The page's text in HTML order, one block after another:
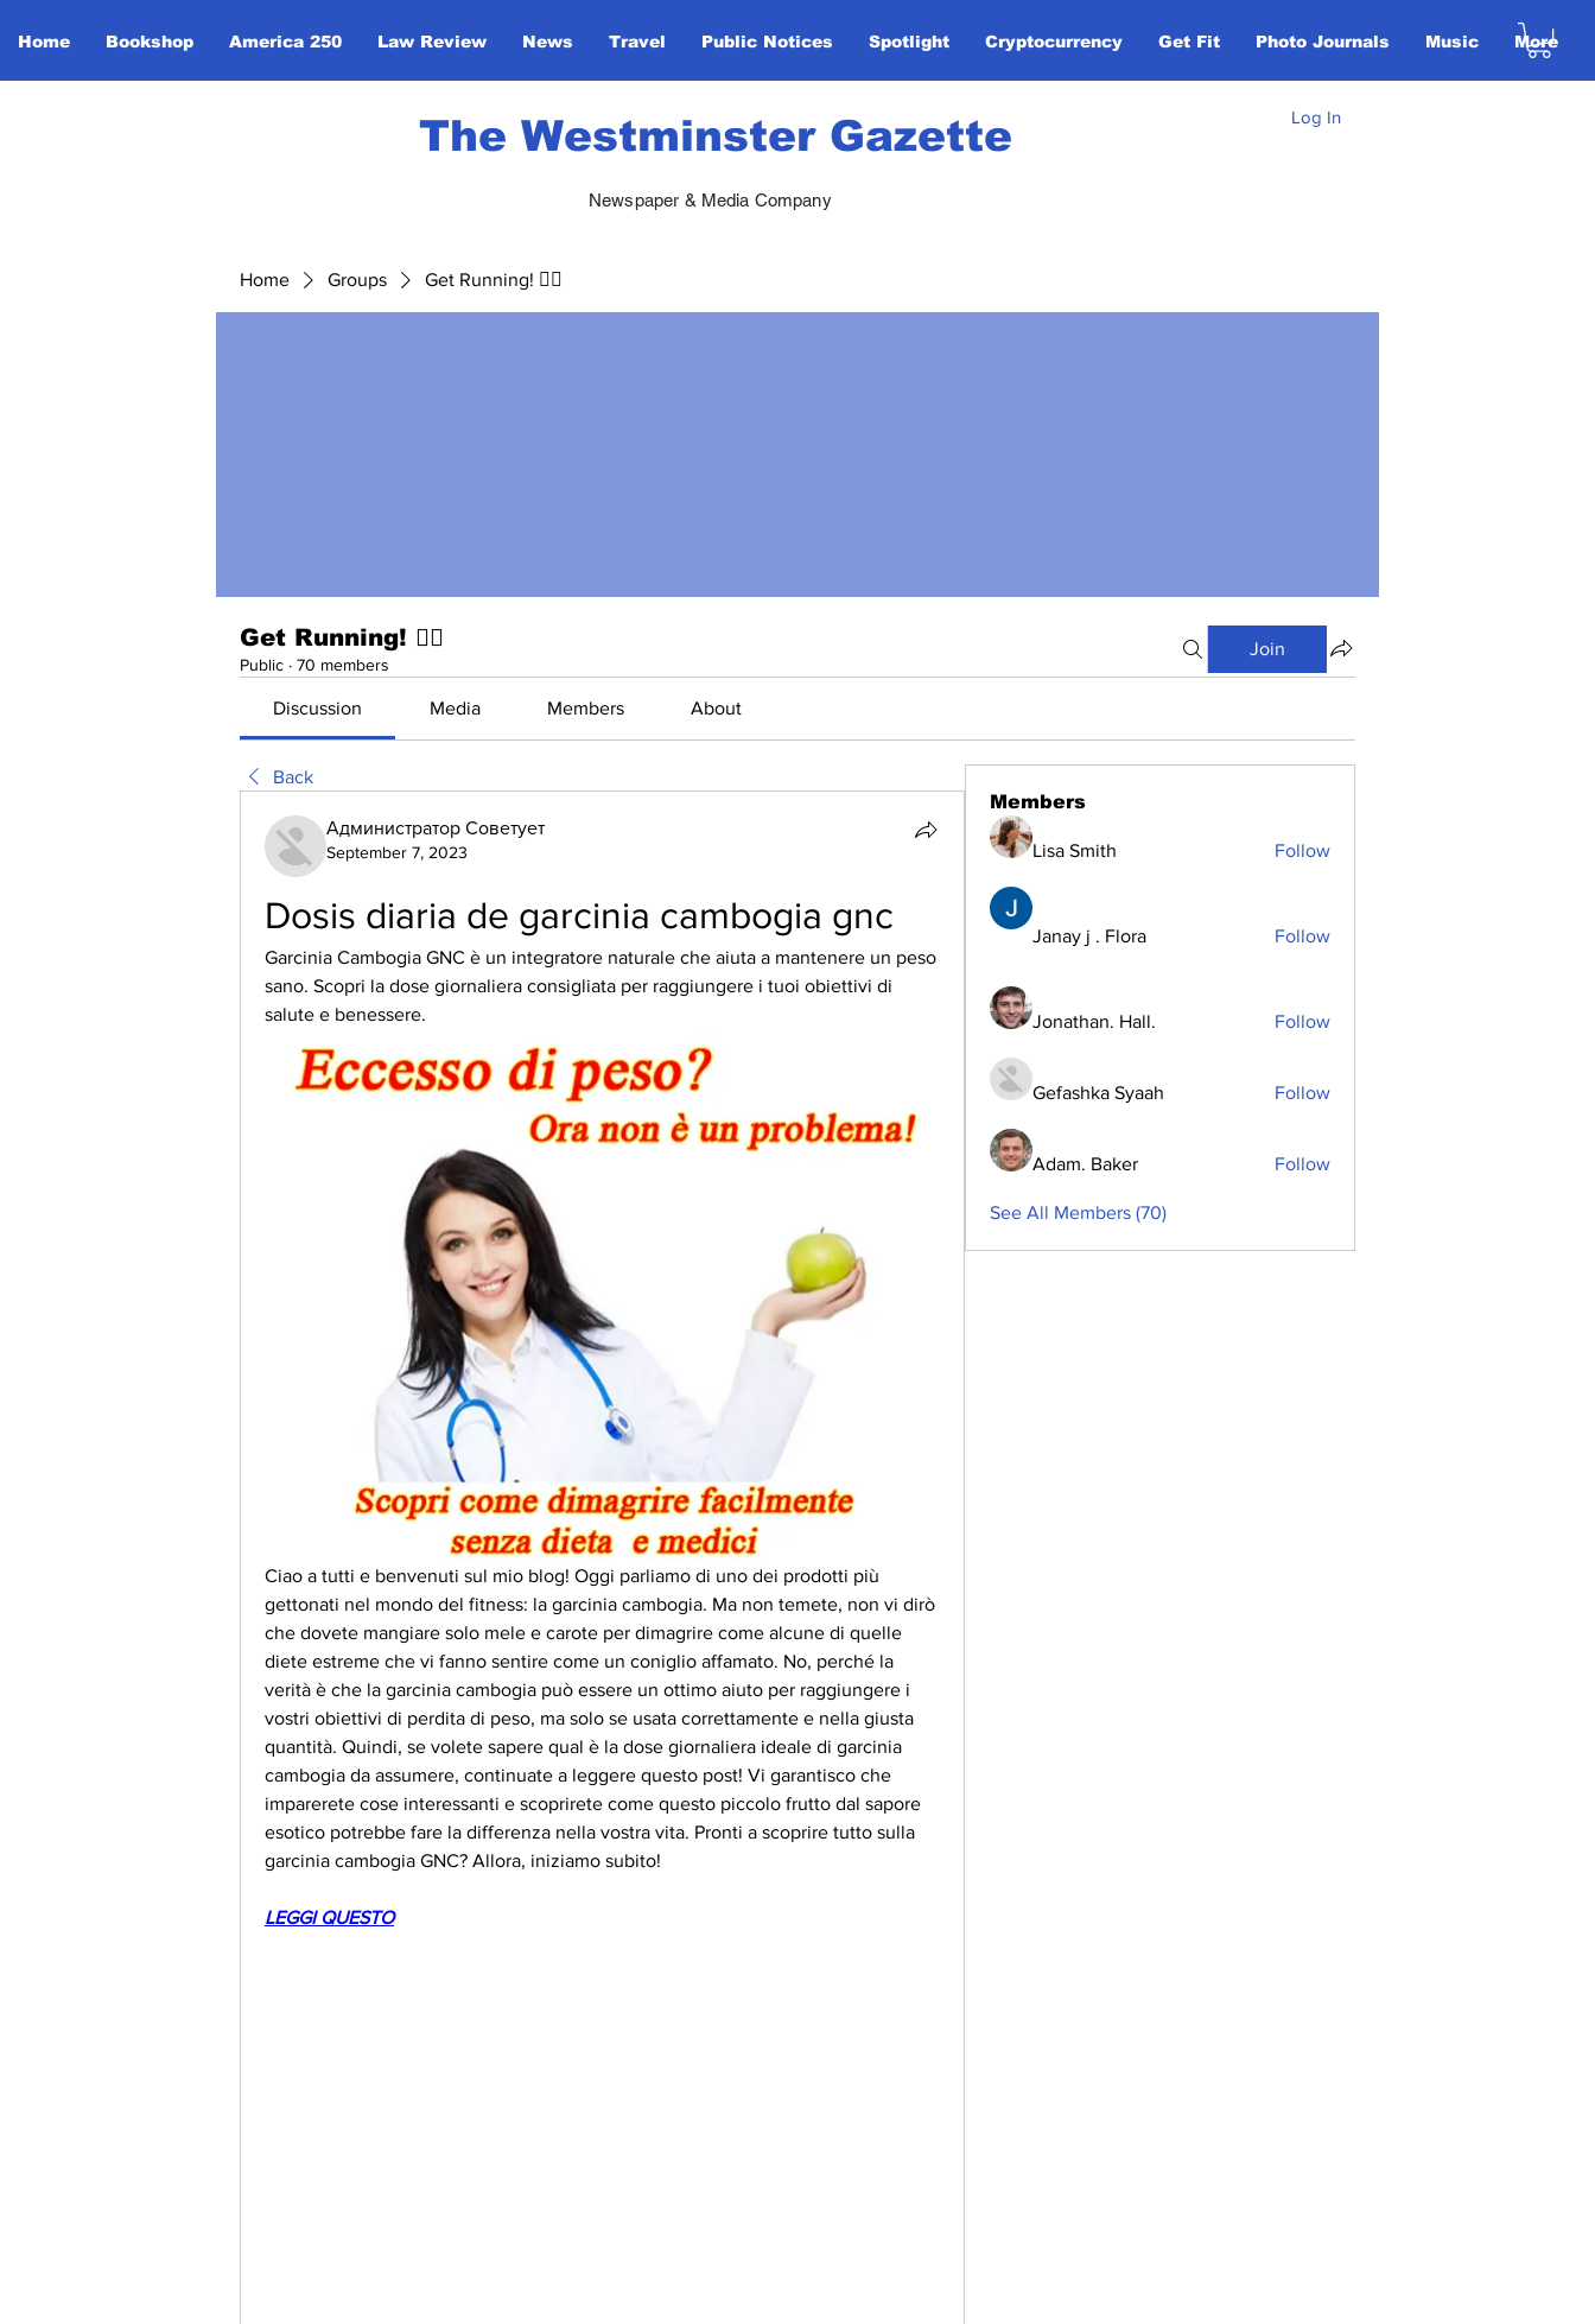
Home Bookshop America 250 Law Review News Travel Public Notices Spotlight Cryptocurrency Get Fit Photo Journals Music More
The Westminster Gazette Log In
Newspaper & Media Company
Home Groups Get Running! 🏃‍♀️
Get Running! 🏃‍♀️
Public · 70 members
Join
Discussion Media Members About
Back
Администратор Советует
September 7, 2023
Dosis diaria de garcinia cambogia gnc
Garcinia Cambogia GNC è un integratore naturale che aiuta a mantenere un peso
sano. Scopri la dose giornaliera consigliata per raggiungere i tuoi obiettivi di
salute e benessere.
Ciao a tutti e benvenuti sul mio blog! Oggi parliamo di uno dei prodotti più
gettonati nel mondo del fitness: la garcinia cambogia. Ma non temete, non vi dirò
che dovete mangiare solo mele e carote per dimagrire come alcune di quelle
diete estreme che vi fanno sentire come un coniglio affamato. No, perché la
verità è che la garcinia cambogia può essere un ottimo aiuto per raggiungere i
vostri obiettivi di perdita di peso, ma solo se usata correttamente e nella giusta
quantità. Quindi, se volete sapere qual è la dose giornaliera ideale di garcinia
cambogia da assumere, continuate a leggere questo post! Vi garantisco che
imparerete cose interessanti e scoprirete come questo piccolo frutto dal sapore
esotico potrebbe fare la differenza nella vostra vita. Pronti a scoprire tutto sulla
garcinia cambogia GNC? Allora, iniziamo subito!
LEGGI QUESTO
Members
Lisa Smith Follow
Janay j . Flora Follow
Jonathan. Hall. Follow
Gefashka Syaah Follow
Adam. Baker Follow
See All Members (70)